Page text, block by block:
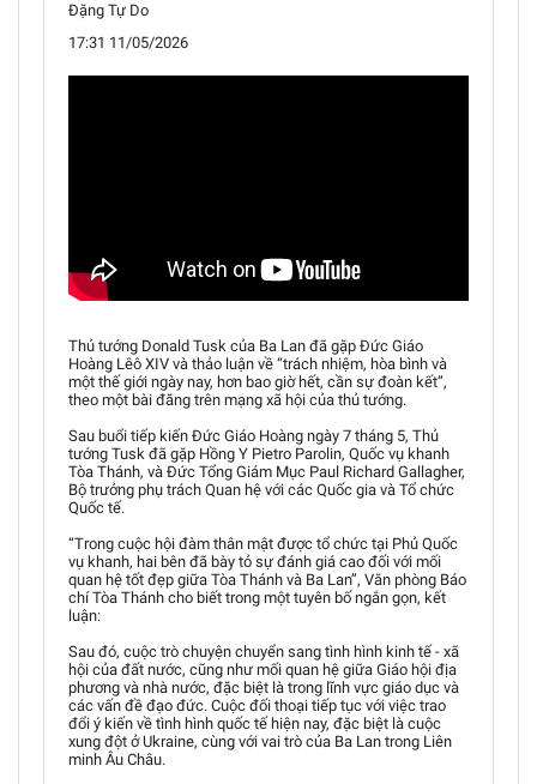
Đặng Tự Do
17:31 11/05/2026
Thủ tướng Donald Tusk của Ba Lan đã gặp Đức Giáo
Hoàng Lêô XIV và thảo luận về “trách nhiệm, hòa bình và
một thế giới ngày nay, hơn bao giờ hết, cần sự đoàn kết”,
theo một bài đăng trên mạng xã hội của thủ tướng.
Sau buổi tiếp kiến Đức Giáo Hoàng ngày 7 tháng 5, Thủ
tướng Tusk đã gặp Hồng Y Pietro Parolin, Quốc vụ khanh
Tòa Thánh, và Đức Tổng Giám Mục Paul Richard Gallagher,
Bộ trưởng phụ trách Quan hệ với các Quốc gia và Tổ chức
Quốc tế.
“Trong cuộc hội đàm thân mật được tổ chức tại Phủ Quốc
vụ khanh, hai bên đã bày tỏ sự đánh giá cao đối với mối
quan hệ tốt đẹp giữa Tòa Thánh và Ba Lan”, Văn phòng Báo
chí Tòa Thánh cho biết trong một tuyên bố ngắn gọn, kết
luận:
Sau đó, cuộc trò chuyện chuyển sang tình hình kinh tế - xã
hội của đất nước, cũng như mối quan hệ giữa Giáo hội địa
phương và nhà nước, đặc biệt là trong lĩnh vực giáo dục và
các vấn đề đạo đức. Cuộc đối thoại tiếp tục với việc trao
đổi ý kiến về tình hình quốc tế hiện nay, đặc biệt là cuộc
xung đột ở Ukraine, cùng với vai trò của Ba Lan trong Liên
minh Âu Châu.